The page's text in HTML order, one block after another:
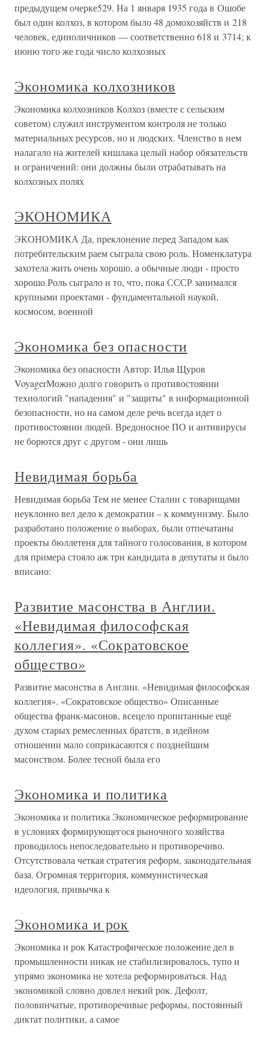
предыдущем очерке529. На 1 января 1935 года в Ошобе
был один колхоз, в котором было 48 домохозяйств и 218
человек, единоличников — соответственно 618 и 3714; к
июню того же года число колхозных
Экономика колхозников
Экономика колхозников Колхоз (вместе с сельским
советом) служил инструментом контроля не только
материальных ресурсов, но и людских. Членство в нем
налагало на жителей кишлака целый набор обязательств
и ограничений: они должны были отрабатывать на
колхозных полях
ЭКОНОМИКА
ЭКОНОМИКА Да, преклонение перед Западом как
потребительским раем сыграла свою роль. Номенклатура
захотела жить очень хорошо, а обычные люди - просто
хорошо.Роль сыграло и то, что, пока СССР занимался
крупными проектами - фундаментальной наукой,
космосом, военной
Экономика без опасности
Экономика без опасности Автор: Илья Щуров
VoyagerМожно долго говорить о противостоянии
технологий "нападения" и "защиты" в информационной
безопасности, но на самом деле речь всегда идет о
противостоянии людей. Вредоносное ПО и антивирусы
не борются друг c другом - они лишь
Невидимая борьба
Невидимая борьба Тем не менее Сталин с товарищами
неуклонно вел дело к демократии – к коммунизму. Было
разработано положение о выборах, были отпечатаны
проекты бюллетеня для тайного голосования, в котором
для примера стояло аж три кандидата в депутаты и было
вписано:
Развитие масонства в Англии.
«Невидимая философская
коллегия». «Сократовское
общество»
Развитие масонства в Англии. «Невидимая философская
коллегия». «Сократовское общество» Описанные
общества франк-масонов, всецело пропитанные ещё
духом старых ремесленных братств, в идейном
отношении мало соприкасаются с позднейшим
масонством. Более тесной была его
Экономика и политика
Экономика и политика Экономическое реформирование
в условиях формирующегося рыночного хозяйства
проводилось непоследовательно и противоречиво.
Отсутствовала четкая стратегия реформ, законодательная
база. Огромная территория, коммунистическая
идеология, привычка к
Экономика и рок
Экономика и рок Катастрофическое положение дел в
промышленности никак не стабилизировалось, тупо и
упрямо экономика не хотела реформироваться. Над
экономикой словно довлел некий рок. Дефолт,
половинчатые, противоречивые реформы, постоянный
диктат политики, а самое